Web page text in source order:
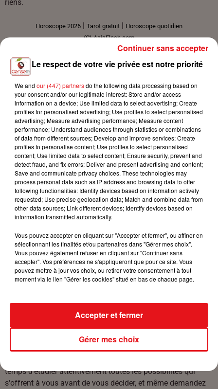
riens.
Horoscope 2026 | Tarot gratuit | Horoscope quotidien
(C) AsiaFlash.com
HOROSCOPE HEBDOMADAIRE CAPRICORNE (LUNDI 3 -
- DIMANCHE 9 AOÏ¿½T 2026)
Amour
Couples :Vous retrouverez l'enthousiasme et la passion des
débuts de votre union. Vous aurez l'art de surprendre à tout
moment votre bien-aimé(e). En prime, vous lui préparerez un
petit cocktail de sensualité brûlante et d'humour ravageur
Célibataires :La planète Vénus vous donnera une grande
envie de sortir, de vous montrer plus ouvert, plus sociable.
Ainsi, vous évoluerez dans un climat favorable aux
rapidement sur l'amour.
Argent
Le présent mouvement astral vous incitera à équilibrer votre
budget, voire, pour certains d'entre vous, à améliorer vos
temps d'étudier attentivement toutes les possibilités qui
s'offrent à vous avant de vous décider, et même demandez
Le respect de votre vie privée est notre priorité
We and our (447) partnersdo the following data processing based on
your consent and/or our legitimate interest: Store and/or access
information on a device; Use limited data to select advertising; Create
profiles for personalised advertising; Use profiles to select personalised
advertising; Measure advertising performance; Measure content
performance; Understand audiences through statistics or combinations
of data from different sources; Develop and improve services; Create
profiles to personalise content; Use profiles to select personalised
content; Use limited data to select content; Ensure security, prevent and
detect fraud, and fix errors; Deliver and present advertising and content;
Save and communicate privacy choices. These technologies may
process personal data such as IP address and browsing data to offer
following functionalities: Identify devices based on information actively
requested; Use precise geolocation data; Match and combine data from
other data sources; Link different devices; Identify devices based on
information transmitted automatically.
Vous pouvez accepter en cliquant sur "Accepter et fermer", ou affiner en
sélectionnant les finalités et/ou partenaires dans "Gérer mes choix".
Vous pouvez également refuser en cliquant sur "Continuer sans
accepter". Vos préférences ne s'appliqueront que pour ce site. Vous
pouvez mettre à jour vos choix, ou retirer votre consentement à tout
moment via le lien "Gérer les cookies" situé en bas de chaque page.
Gérer mes choix
Accepter et fermer
Continuer sans accepter